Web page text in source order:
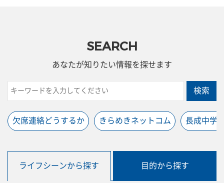
SEARCH
あなたが知りたい情報を探せます
検索
欠席連絡どうするか きらめきネットコム 長成中学
ライフシーンから探す 目的から探す